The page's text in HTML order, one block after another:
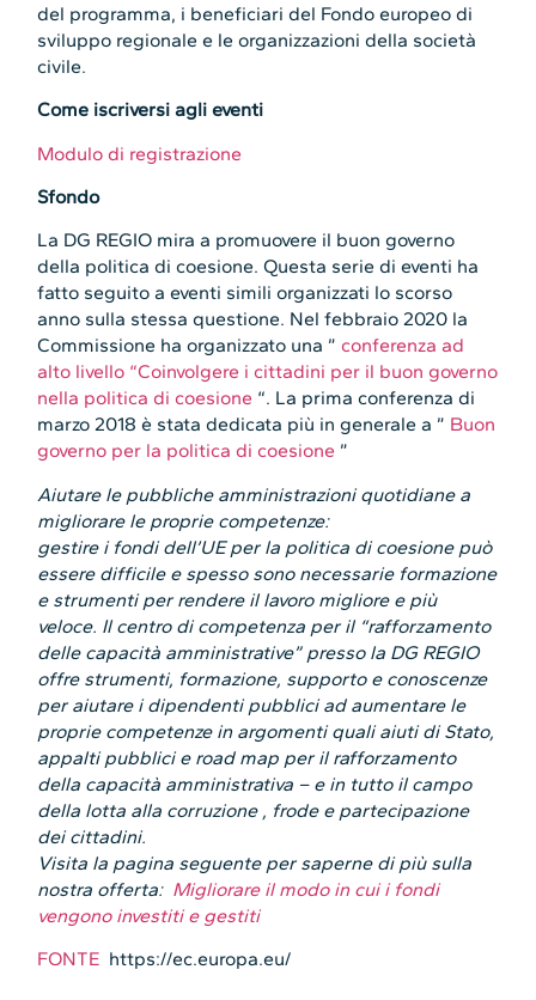
del programma, i beneficiari del Fondo europeo di
sviluppo regionale e le organizzazioni della società
civile.
Come iscriversi agli eventi
Modulo di registrazione
Sfondo
La DG REGIO mira a promuovere il buon governo
della politica di coesione. Questa serie di eventi ha
fatto seguito a eventi simili organizzati lo scorso
anno sulla stessa questione. Nel febbraio 2020 la
Commissione ha organizzato una ”conferenza ad
alto livello “Coinvolgere i cittadini per il buon governo
nella politica di coesione “. La prima conferenza di
marzo 2018 è stata dedicata più in generale a ” Buon
governo per la politica di coesione ”
Aiutare le pubbliche amministrazioni quotidiane a
migliorare le proprie competenze:
gestire i fondi dell’UE per la politica di coesione può
essere difficile e spesso sono necessarie formazione
e strumenti per rendere il lavoro migliore e più
veloce. Il centro di competenza per il “rafforzamento
delle capacità amministrative” presso la DG REGIO
offre strumenti, formazione, supporto e conoscenze
per aiutare i dipendenti pubblici ad aumentare le
proprie competenze in argomenti quali aiuti di Stato,
appalti pubblici e road map per il rafforzamento
della capacità amministrativa – e in tutto il campo
della lotta alla corruzione , frode e partecipazione
dei cittadini.
Visita la pagina seguente per saperne di più sulla
nostra offerta: Migliorare il modo in cui i fondi
vengono investiti e gestiti
FONTE https://ec.europa.eu/